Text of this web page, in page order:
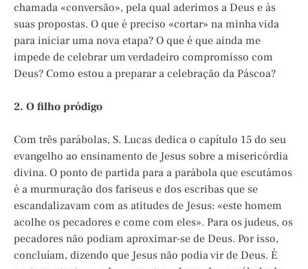
chamada «conversão», pela qual aderimos a Deus e às
suas propostas. O que é preciso «cortar» na minha vida
para iniciar uma nova etapa? O que é que ainda me
impede de celebrar um verdadeiro compromisso com
Deus? Como estou a preparar a celebração da Páscoa?
2. O filho pródigo
Com três parábolas, S. Lucas dedica o capítulo 15 do seu
evangelho ao ensinamento de Jesus sobre a misericórdia
divina. O ponto de partida para a parábola que escutámos
é a murmuração dos fariseus e dos escribas que se
escandalizavam com as atitudes de Jesus: «este homem
acolhe os pecadores e come com eles». Para os judeus, os
pecadores não podiam aproximar-se de Deus. Por isso,
concluíam, dizendo que Jesus não podia vir de Deus. É